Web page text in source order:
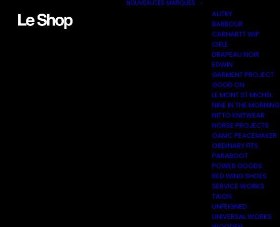
NOUVEAUTÉS MARQUES
AUTRY
BARBOUR
CARHARTT WIP
CIELE
DRAPEAU NOIR
EDWIN
GARMENT PROJECT
GOOD ON
LE MONT ST MICHEL
NINE IN THE MORNING
NITTO KNITWEAR
NORSE PROJECTS
OAMC PEACEMAKER
ORDINARY FITS
PARABOOT
POWER GOODS
RED WING SHOES
SERVICE WORKS
TAION
UNFEIGNED
UNIVERSAL WORKS